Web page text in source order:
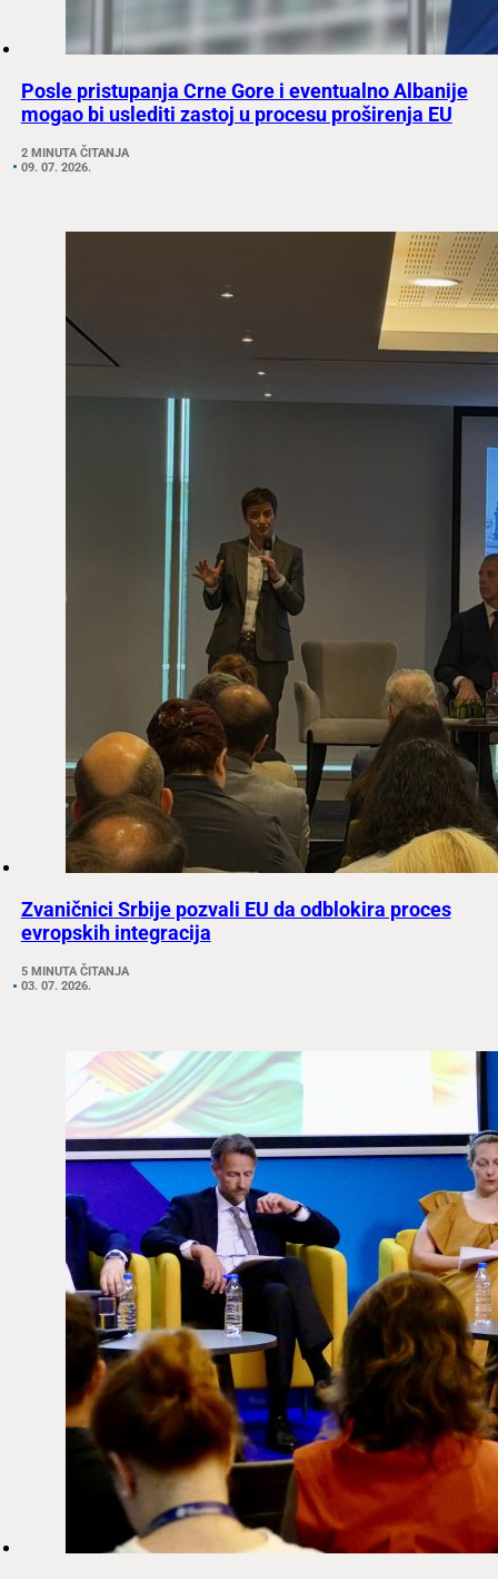
Posle pristupanja Crne Gore i eventualno Albanije
mogao bi uslediti zastoj u procesu proširenja EU
2 MINUTA ČITANJA
09. 07. 2026.
Zvaničnici Srbije pozvali EU da odblokira proces
evropskih integracija
5 MINUTA ČITANJA
03. 07. 2026.